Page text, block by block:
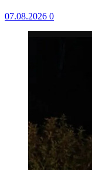
07.08.2026 0